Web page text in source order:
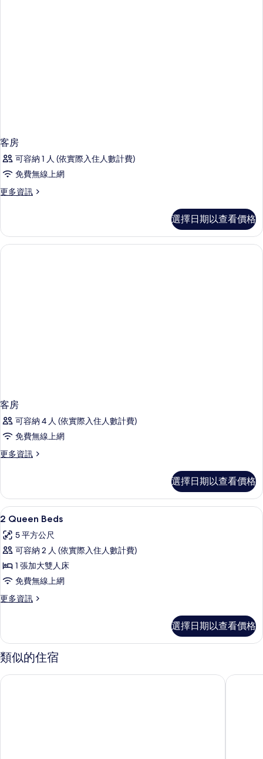
片
客房
可容納 1 人 (依實際入住人數計費)
免費無線上網
更多資訊
更
的
詳
情
選擇日期以查看價格
客房
可容納 4 人 (依實際入住人數計費)
免費無線上網
更多資訊
更
的
詳
情
選擇日期以查看價格
顯
示
2
Queen
Beds
的
所
片
高級寢具、舒適加層、書桌、筆電工作
9
2 Queen Beds
5 平方公尺
可容納 2 人 (依實際入住人數計費)
1 張加大雙人床
免費無線上網
更多資訊
更
Beds
的
詳
選擇日期以查看價格
類似的住宿
洛杉磯LAX機場IHG 旗下飯店Holiday Inn 洛杉磯